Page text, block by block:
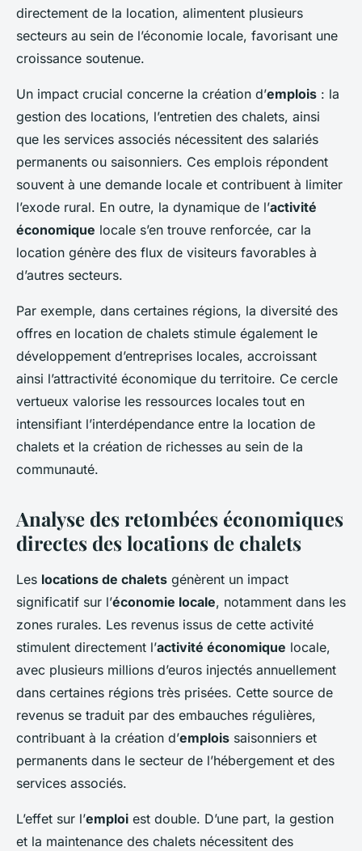
directement de la location, alimentent plusieurs
secteurs au sein de l’économie locale, favorisant une
croissance soutenue.
Un impact crucial concerne la création d’emplois : la
gestion des locations, l’entretien des chalets, ainsi
que les services associés nécessitent des salariés
permanents ou saisonniers. Ces emplois répondent
souvent à une demande locale et contribuent à limiter
l’exode rural. En outre, la dynamique de l’activité
économique locale s’en trouve renforcée, car la
location génère des flux de visiteurs favorables à
d’autres secteurs.
Par exemple, dans certaines régions, la diversité des
offres en location de chalets stimule également le
développement d’entreprises locales, accroissant
ainsi l’attractivité économique du territoire. Ce cercle
vertueux valorise les ressources locales tout en
intensifiant l’interdépendance entre la location de
chalets et la création de richesses au sein de la
communauté.
Analyse des retombées économiques
directes des locations de chalets
Les locations de chalets génèrent un impact
significatif sur l’économie locale, notamment dans les
zones rurales. Les revenus issus de cette activité
stimulent directement l’activité économique locale,
avec plusieurs millions d’euros injectés annuellement
dans certaines régions très prisées. Cette source de
revenus se traduit par des embauches régulières,
contribuant à la création d’emplois saisonniers et
permanents dans le secteur de l’hébergement et des
services associés.
L’effet sur l’emploi est double. D’une part, la gestion
et la maintenance des chalets nécessitent des